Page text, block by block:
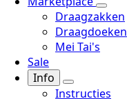
Draagzakken
Draagdoeken
Mei Tai's
Sale
Info
Instructies